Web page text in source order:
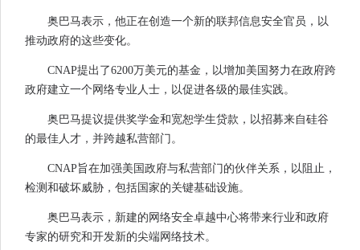
奥巴马表示，他正在创造一个新的联邦信息安全官员，以
推动政府的这些变化。
CNAP提出了6200万美元的基金，以增加美国努力在政府跨
政府建立一个网络专业人士，以促进各级的最佳实践。
奥巴马提议提供奖学金和宽恕学生贷款，以招募来自硅谷
的最佳人才，并跨越私营部门。
CNAP旨在加强美国政府与私营部门的伙伴关系，以阻止，
检测和破坏威胁，包括国家的关键基础设施。
奥巴马表示，新建的网络安全卓越中心将带来行业和政府
专家的研究和开发新的尖端网络技术。